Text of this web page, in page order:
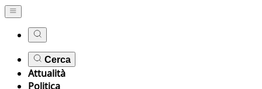
Cerca
Attualità
Politica